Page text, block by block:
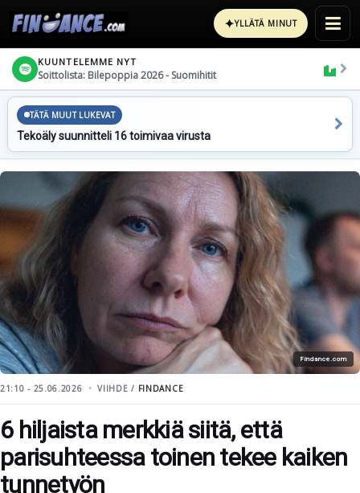
✦YLLÄTÄ MINUT
KUUNTELEMME NYT
Soittolista: Bilepoppia 2026 - Suomihitit
TÄTÄ MUUT LUKEVAT
Tekoäly suunnitteli 16 toimivaa virusta
Findance.com
21:10 - 25.06.2026 VIIHDE / FINDANCE
6 hiljaista merkkiä siitä, että
parisuhteessa toinen tekee kaiken
tunnetyön